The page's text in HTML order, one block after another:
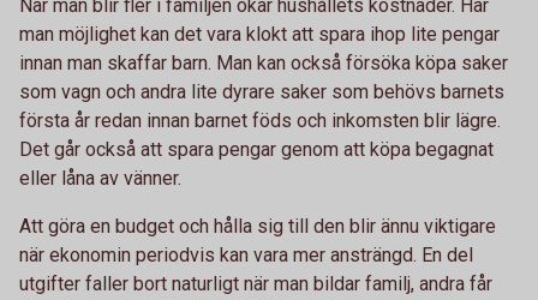
När man blir fler i familjen ökar hushållets kostnader. Har
man möjlighet kan det vara klokt att spara ihop lite pengar
innan man skaffar barn. Man kan också försöka köpa saker
som vagn och andra lite dyrare saker som behövs barnets
första år redan innan barnet föds och inkomsten blir lägre.
Det går också att spara pengar genom att köpa begagnat
eller låna av vänner.
Att göra en budget och hålla sig till den blir ännu viktigare
när ekonomin periodvis kan vara mer ansträngd. En del
utgifter faller bort naturligt när man bildar familj, andra får